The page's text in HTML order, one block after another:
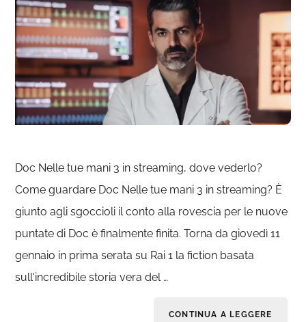
Doc Nelle tue mani 3 in streaming, dove vederlo?
Come guardare Doc Nelle tue mani 3 in streaming? È
giunto agli sgoccioli il conto alla rovescia per le nuove
puntate di Doc è finalmente finita. Torna da giovedì 11
gennaio in prima serata su Rai 1 la fiction basata
sull'incredibile storia vera del …
CONTINUA A LEGGERE